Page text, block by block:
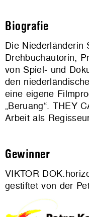
Biografie
Die Niederländerin
Drehbuchautorin,
von Spiel- und
den
eine eigene
„Beruang“. THEY
Arbeit als
Gewinner
VIKTOR
gestiftet von der